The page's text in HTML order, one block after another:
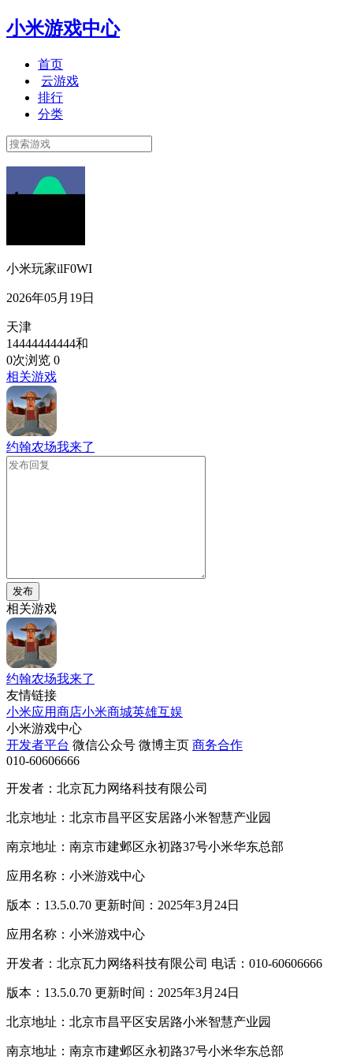
小米游戏中心
首页
云游戏
排行
分类
小米玩家ilF0WI
2026年05月19日
天津
14444444444和
0次浏览 0
相关游戏
约翰农场我来了
发布
相关游戏
约翰农场我来了
友情链接
小米应用商店小米商城英雄互娱
小米游戏中心
开发者平台 微信公众号 微博主页 商务合作
010-60606666
开发者：北京瓦力网络科技有限公司
北京地址：北京市昌平区安居路小米智慧产业园
南京地址：南京市建邺区永初路37号小米华东总部
应用名称：小米游戏中心
版本：13.5.0.70 更新时间：2025年3月24日
应用名称：小米游戏中心
开发者：北京瓦力网络科技有限公司 电话：010-60606666
版本：13.5.0.70 更新时间：2025年3月24日
北京地址：北京市昌平区安居路小米智慧产业园
南京地址：南京市建邺区永初路37号小米华东总部